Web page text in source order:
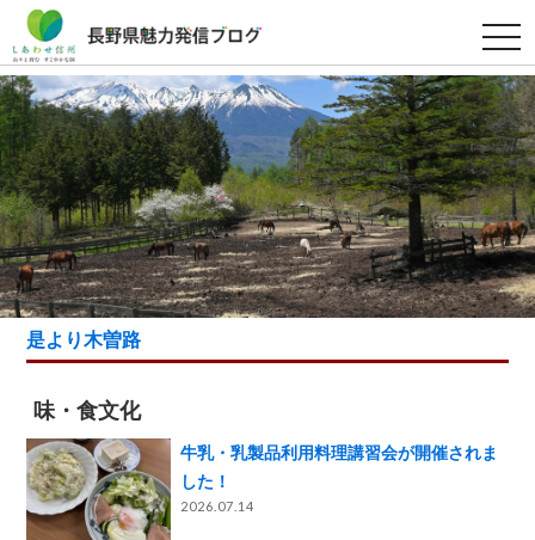
t
o
g
g
l
e
n
a
v
i
g
a
t
i
o
n
是より木曽路
味・食文化
牛乳・乳製品利用料理講習会が開催されま
した！
2026.07.14